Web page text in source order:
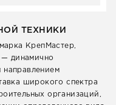
ТЕХНИКИ
КрепМастер,
— динамично
направлением
широкого спектра
организаций,